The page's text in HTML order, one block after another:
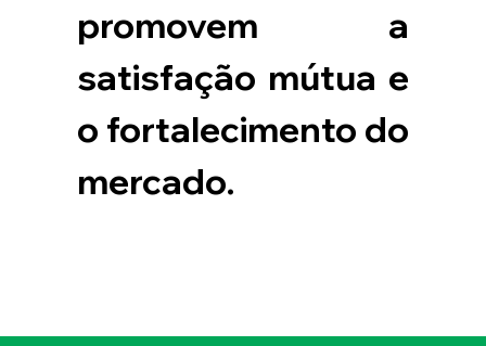
promovem a
satisfação mútua e
o fortalecimento do
mercado.